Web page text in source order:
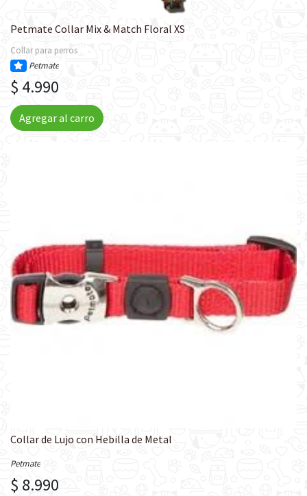
Petmate Collar Mix & Match Floral XS
Collar para perros
Petmate
$ 4.990
Agregar al carro
Collar de Lujo con Hebilla de Metal
Petmate
$ 8.990